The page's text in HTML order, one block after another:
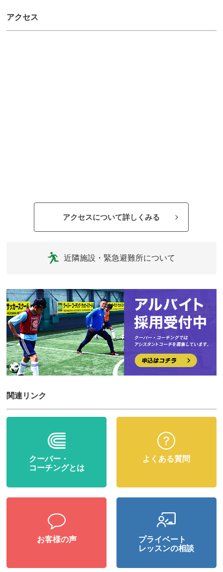
アクセス
アクセスについて詳しくみる
近隣施設・緊急避難所について
関連リンク
クーバー・
コーチングとは
よくある質問
お客様の声
プライベート
レッスンの相談